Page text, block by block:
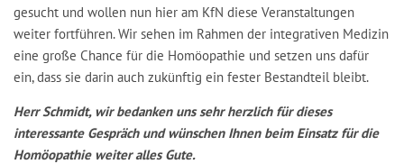
gesucht und wollen nun hier am KfN diese Veranstaltungen
weiter fortführen. Wir sehen im Rahmen der integrativen Medizin
eine große Chance für die Homöopathie und setzen uns dafür
ein, dass sie darin auch zukünftig ein fester Bestandteil bleibt.
Herr Schmidt, wir bedanken uns sehr herzlich für dieses
interessante Gespräch und wünschen Ihnen beim Einsatz für die
Homöopathie weiter alles Gute.